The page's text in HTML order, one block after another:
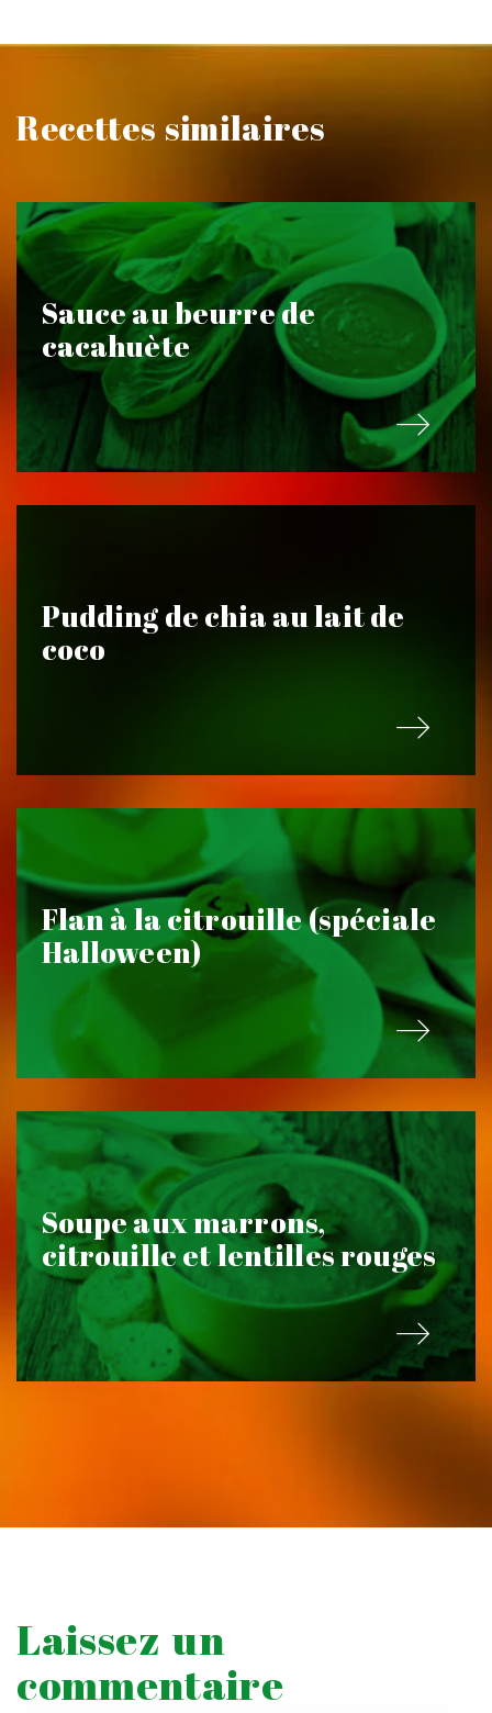
Recettes similaires
Sauce au beurre de
cacahuète
Pudding de chia au lait de
coco
Flan à la citrouille (spéciale
Halloween)
Soupe aux marrons,
citrouille et lentilles rouges
Laissez un
commentaire